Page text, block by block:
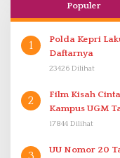
Populer
1
Polda Kepri
Daftarnya
23426 Dilihat
2
Film Kisah
Kampus UGM
17844 Dilihat
UU Nomor 20